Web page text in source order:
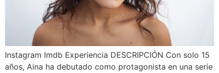
Instagram Imdb Experiencia DESCRIPCIÓN Con solo 15
años, Aina ha debutado como protagonista en una serie